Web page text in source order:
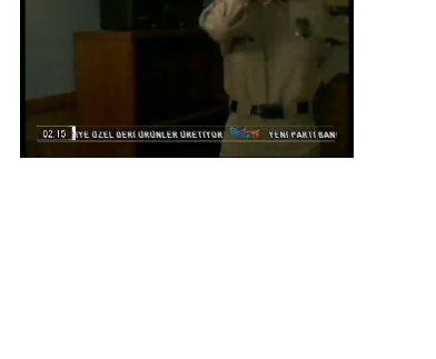
Keşan Kent Konseyi'nden muhtarlara nezaket
İstanbul Maltepe’de çocuklar kitapların renkli
dünyasında